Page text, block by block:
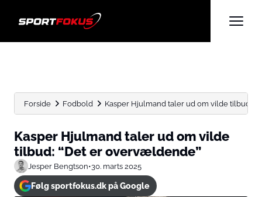
Forside Fodbold Kasper Hjulmand taler ud om vilde tilbud:
Kasper Hjulmand taler ud om vilde
tilbud: “Det er overvældende”
Jesper Bengtson•30. marts 2025
Følg sportfokus.dk på Google